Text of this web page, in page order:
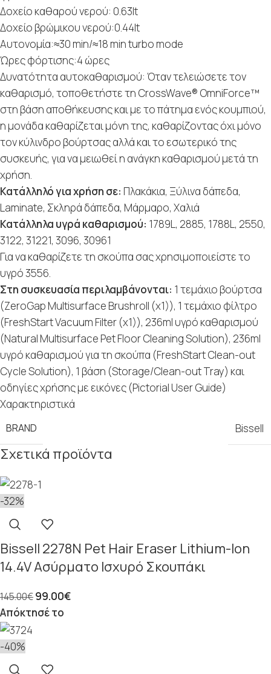
Δοχείο καθαρού νερού: 0.63lt
Δοχείο βρώμικου νερού:0.44lt
Αυτονομία:≈30 min/≈18 min turbo mode
Ώρες φόρτισης:4 ώρες
Δυνατότητα αυτοκαθαρισμού: Όταν τελειώσετε τον
καθαρισμό, τοποθετήστε τη CrossWave® OmniForce™
στη βάση αποθήκευσης και με το πάτημα ενός κουμπιού,
η μονάδα καθαρίζεται μόνη της, καθαρίζοντας όχι μόνο
τον κύλινδρο βούρτσας αλλά και το εσωτερικό της
συσκευής, για να μειωθεί η ανάγκη καθαρισμού μετά τη
χρήση.
Κατάλληλό για χρήση σε: Πλακάκια, Ξύλινα δάπεδα,
Laminate, Σκληρά δάπεδα, Μάρμαρο, Χαλιά
Κατάλληλα υγρά καθαρισμού: 1789L, 2885, 1788L, 2550,
3122, 31221, 3096, 30961
Για να καθαρίζετε τη σκούπα σας χρησιμοποιείστε το
υγρό 3556.
Στη συσκευασία περιλαμβάνονται: 1 τεμάχιο βούρτσα
(ZeroGap Multisurface Brushroll (x1)), 1 τεμάχιο φίλτρο
(FreshStart Vacuum Filter (x1)), 236ml υγρό καθαρισμού
(Natural Multisurface Pet Floor Cleaning Solution), 236ml
υγρό καθαρισμού για τη σκούπα (FreshStart Clean-out
Cycle Solution), 1 βάση (Storage/Clean-out Tray) και
οδηγίες χρήσης με εικόνες (Pictorial User Guide)
Χαρακτηριστικά
BRAND Bissell
Σχετικά προϊόντα
-32%
Bissell 2278N Pet Hair Eraser Lithium-Ion
14.4V Ασύρματο Ισχυρό Σκουπάκι
145.00€99.00€
Απόκτησέ το
-40%